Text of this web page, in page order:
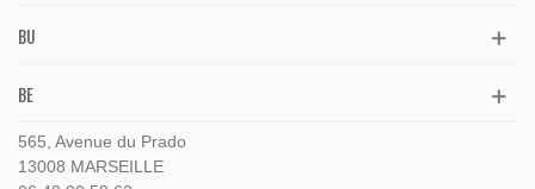
BU
BE
565, Avenue du Prado
13008 MARSEILLE